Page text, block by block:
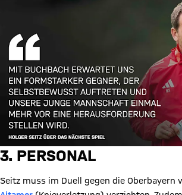
3. PERSONAL
Seitz muss im Duell gegen die Oberbayern